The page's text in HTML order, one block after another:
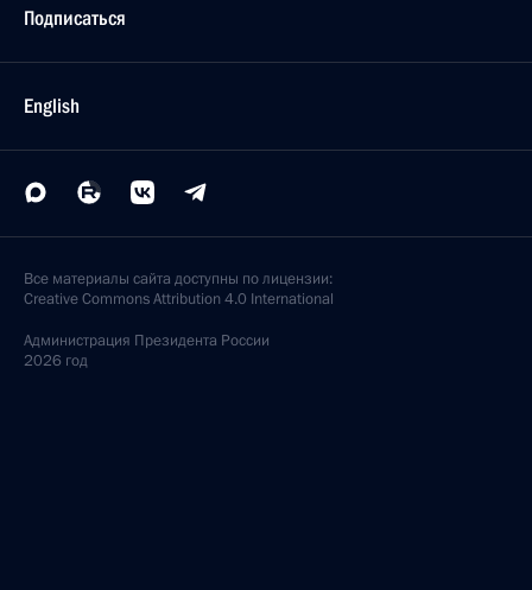
Подписаться
English
Все материалы сайта доступны по лицензии:
Creative Commons Attribution 4.0 International
Администрация Президента России
2026 год